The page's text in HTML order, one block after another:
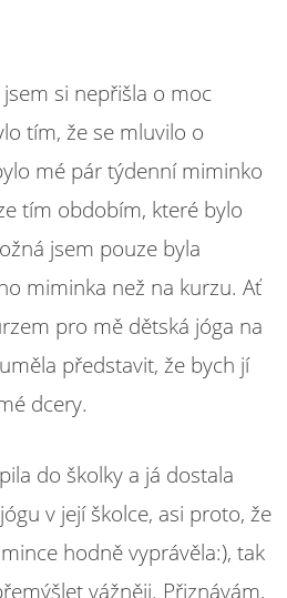
si nepřišla o moc
tím, že se mluvilo o
mé pár týdenní miminko
tím obdobím, které bylo
jsem pouze byla
miminka než na kurzu. Ať
pro mě dětská jóga na
představit, že bych jí
dcery.
do školky a já dostala
v její školce, asi proto, že
hodně vyprávěla:), tak
vážněji. Přiznávám,